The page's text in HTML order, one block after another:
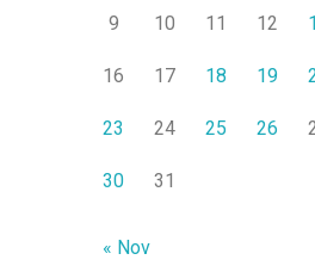
9 10 11 12
16 17 18 19
23 24 25 26
30 31
« Nov